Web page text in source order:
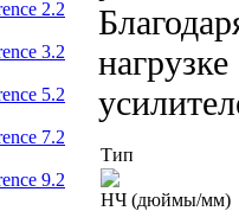
2.2
3.2
5.2
7.2
9.2
Тип
НЧ (дюймы/мм)